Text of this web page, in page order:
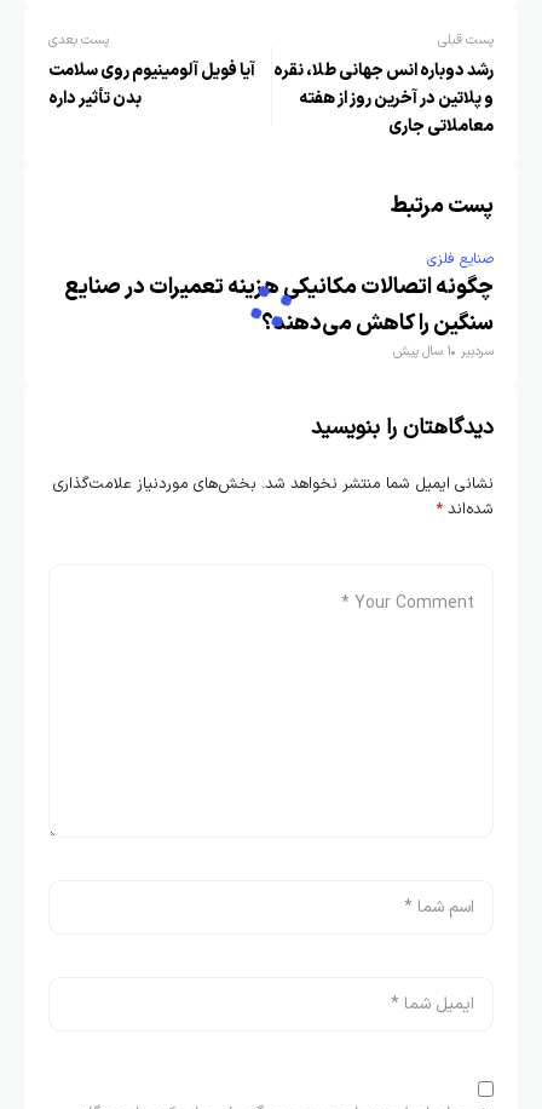
پست قبلی
رشد دوباره انس جهانی طلا، نقره
و پلاتین در آخرین روز از هفته
معاملاتی جاری
پست بعدی
آیا فویل آلومینیوم روی سلامت
بدن تأثیر داره
پست مرتبط
صنایع فلزی
چگونه اتصالات مکانیکی هزینه تعمیرات در صنایع
سنگین را کاهش می‌دهند؟
سردبیر 1 سال پیش
دیدگاهتان را بنویسید
نشانی ایمیل شما منتشر نخواهد شد. بخش‌های موردنیاز علامت‌گذاری
شده‌اند *